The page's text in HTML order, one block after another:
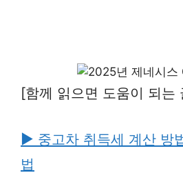
[함께 읽으면 도움이 되는
▶ 중고차 취득세 계산 방
법